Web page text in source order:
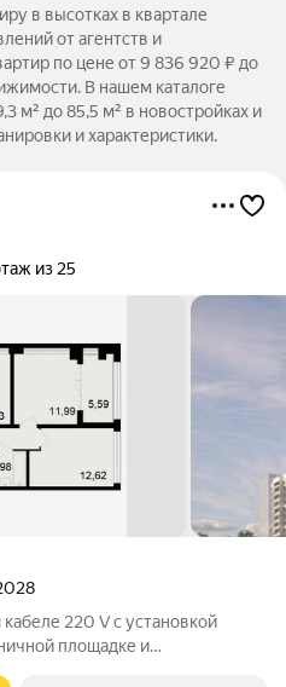
в высотках в квартале
от агентств и
по цене от 9 836 920 ₽ до
В нашем каталоге
м² до 85,5 м² в новостройках и
и характеристики.
из 25
220 V с установкой
площадке и